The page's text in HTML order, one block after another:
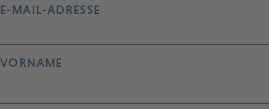
E-MAIL-ADRESSE
VORNAME